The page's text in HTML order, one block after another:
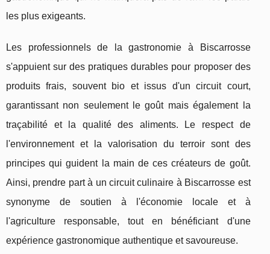
les plus exigeants.
Les professionnels de la gastronomie à Biscarrosse
s'appuient sur des pratiques durables pour proposer des
produits frais, souvent bio et issus d'un circuit court,
garantissant non seulement le goût mais également la
traçabilité et la qualité des aliments. Le respect de
l'environnement et la valorisation du terroir sont des
principes qui guident la main de ces créateurs de goût.
Ainsi, prendre part à un circuit culinaire à Biscarrosse est
synonyme de soutien à l'économie locale et à
l'agriculture responsable, tout en bénéficiant d'une
expérience gastronomique authentique et savoureuse.